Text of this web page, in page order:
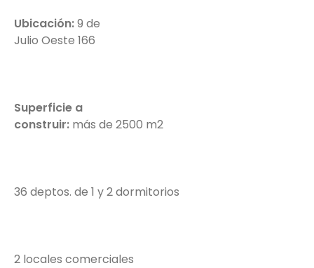
Ubicación:9 de
Julio Oeste 166
Superficie a
construir: más de 2500 m2
36 deptos. de 1 y 2 dormitorios
2 locales comerciales